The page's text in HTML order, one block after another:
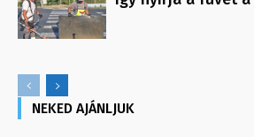
NEKED AJÁNLJUK